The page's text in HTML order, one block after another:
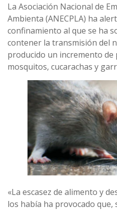
La Asociación Nacional de
Ambienta (ANECPLA) ha
confinamiento al que se ha
contener la transmisión del
producido un incremento de
mosquitos, cucarachas y
«La escasez de alimento y
los había ha provocado que,